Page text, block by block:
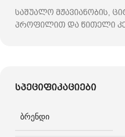
საშუალო მჟავიანობის,
პროფილით და წითელი
სპეციფიკაციები
ბრენდი